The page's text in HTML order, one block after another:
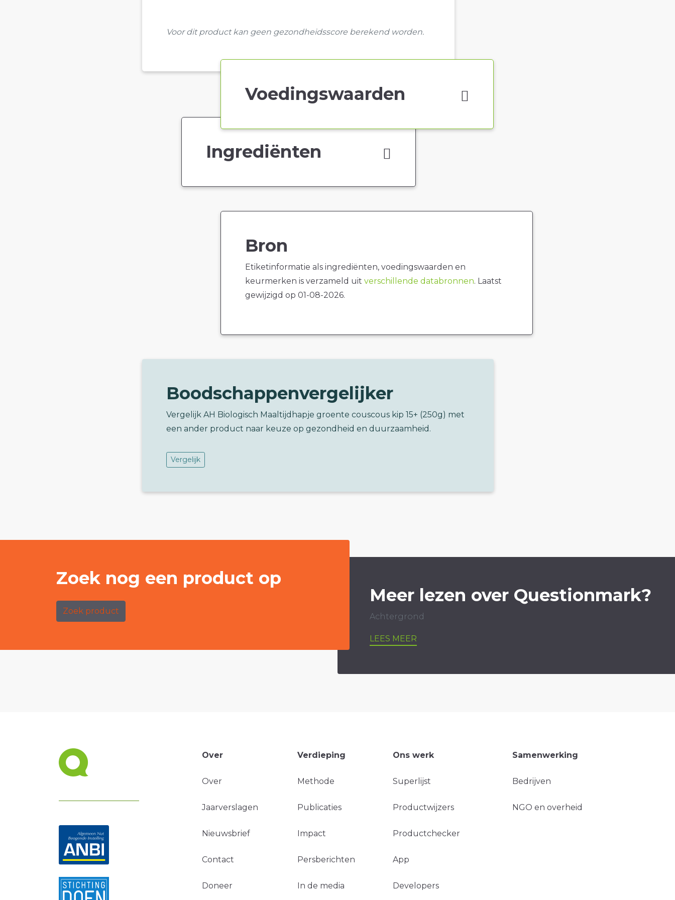
Voor dit product kan geen gezondheidsscore berekend worden.
Voedingswaarden
Ingrediënten
Bron
Etiketinformatie als ingrediënten, voedingswaarden en
keurmerken is verzameld uit verschillende databronnen. Laatst
gewijzigd op 01-08-2026.
Boodschappenvergelijker
Vergelijk AH Biologisch Maaltijdhapje groente couscous kip 15+ (250g) met
een ander product naar keuze op gezondheid en duurzaamheid.
Vergelijk
Zoek nog een product op
Zoek product
Meer lezen over Questionmark?
Achtergrond
LEES MEER
Over
Over
Jaarverslagen
Nieuwsbrief
Contact
Doneer
Verdieping
Methode
Publicaties
Impact
Persberichten
In de media
Ons werk
Superlijst
Productwijzers
Productchecker
App
Developers
Samenwerking
Bedrijven
NGO en overheid